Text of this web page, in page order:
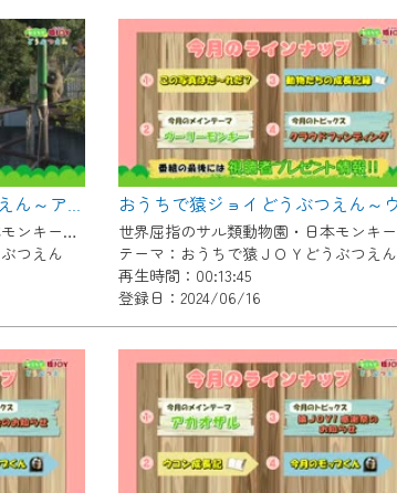
おうちで猿ジョイどうぶつえん～アンゴラコロブス～（2024年6月16日初回放送）
世界屈指のサル類動物園・日本モンキーセンター協力の親子で学べる動物番組。
つえん
テーマ：おうちで猿ＪＯＹどうぶつえん
再生時間：00:13:45
登録日：2024/06/16
ス作業を予定しています。
中」になり、ご利用いただけません。
お願いいたします。